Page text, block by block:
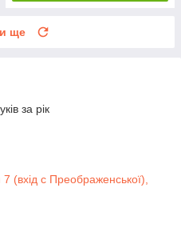
ще
за рік
(вхід с Преображенської),